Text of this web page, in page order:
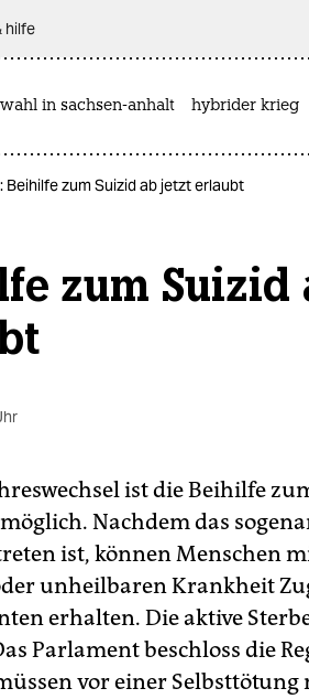
hilfe
in sachsen-anhalt hybrider krieg
Beihilfe zum Suizid ab jetzt erlaubt
zum Suizid
ist die Beihilfe
Nachdem das
ist, können Menschen
unheilbaren Krankheit
erhalten. Die aktive
Parlament beschloss die
vor einer